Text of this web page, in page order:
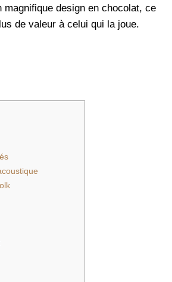
magnifique design en chocolat, ce
de valeur à celui qui la joue.